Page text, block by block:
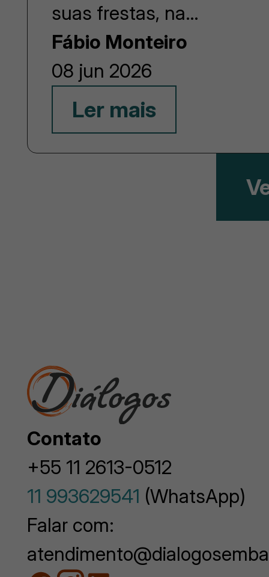
suas frestas, na…
Fábio Monteiro
08 jun 2026
Ler mais
Contato
+55 11 2613-0512
11 993629541 (WhatsApp)
Falar com: